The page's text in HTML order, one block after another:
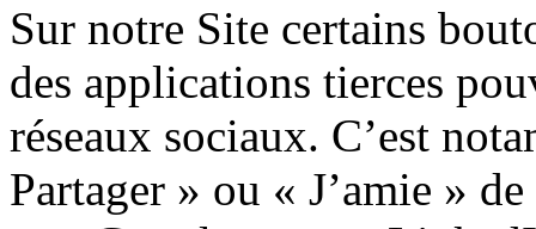
Sur notre Site certains
des applications tierces
réseaux sociaux. C’est
Partager » ou « J’amie »